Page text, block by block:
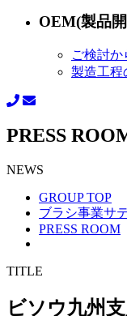
OEM(製品
ご検討
製造工程
PRESS
NEWS
GROUP TOP
ブラシ事業サ
PRESS ROOM
TITLE
ビソウ九州